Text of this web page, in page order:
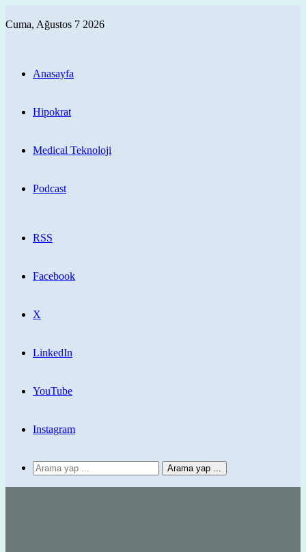
Cuma, Ağustos 7 2026
Anasayfa
Hipokrat
Medical Teknoloji
Podcast
RSS
Facebook
X
LinkedIn
YouTube
Instagram
Arama yap ...